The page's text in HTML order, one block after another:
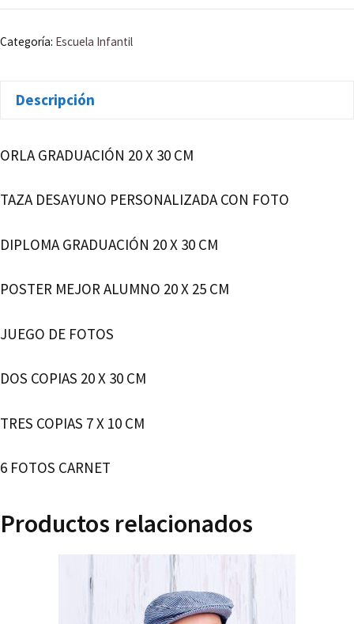
6º
C
Categoría: Escuela Infantil
Descripción
ORLA GRADUACIÓN 20 X 30 CM
TAZA DESAYUNO PERSONALIZADA CON FOTO
DIPLOMA GRADUACIÓN 20 X 30 CM
POSTER MEJOR ALUMNO 20 X 25 CM
JUEGO DE FOTOS
DOS COPIAS 20 X 30 CM
TRES COPIAS 7 X 10 CM
6 FOTOS CARNET
Productos relacionados